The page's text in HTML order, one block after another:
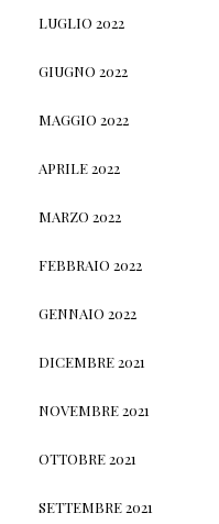
LUGLIO 2022
GIUGNO 2022
MAGGIO 2022
APRILE 2022
MARZO 2022
FEBBRAIO 2022
GENNAIO 2022
DICEMBRE 2021
NOVEMBRE 2021
OTTOBRE 2021
SETTEMBRE 2021